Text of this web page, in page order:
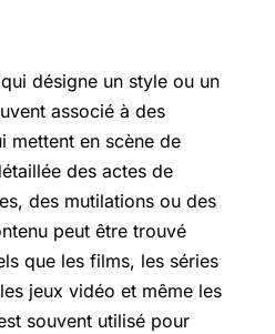
désigne un style ou un
associé à des
en scène de
des actes de
des mutilations ou des
peut être trouvé
que les films, les séries
jeux vidéo et même les
souvent utilisé pour